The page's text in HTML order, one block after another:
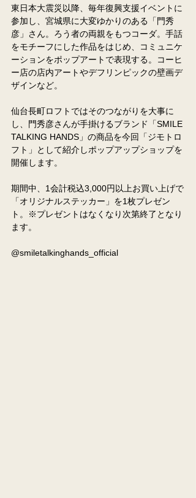
東日本大震災以降、毎年復興支援イベントに
参加し、宮城県に大変ゆかりのある「門秀
彦」さん。ろう者の両親をもつコーダ。手話
をモチーフにした作品をはじめ、コミュニケ
ーションをポップアートで表現する。コーヒ
ー店の店内アートやデフリンピックの壁画デ
ザインなど。
仙台長町ロフトではそのつながりを大事に
し、門秀彦さんが手掛けるブランド「SMILE
TALKING HANDS」の商品を今回「ジモトロ
フト」として紹介しポップアップショップを
開催します。
期間中、1会計税込3,000円以上お買い上げで
「オリジナルステッカー」を1枚プレゼン
ト。※プレゼントはなくなり次第終了となり
ます。
@smiletalkinghands_official